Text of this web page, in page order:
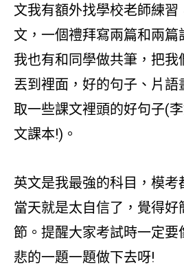
文我有額外找學校老師練習
文，一個禮拜寫兩篇和兩篇
我也有和同學做共筆，把我
丟到裡面，好的句子、片語
取一些課文裡頭的好句子(
文課本!)。
英文是我最強的科目，模考
當天就是太自信了，覺得好
節。提醒大家考試時一定要
悲的一題一題做下去呀!